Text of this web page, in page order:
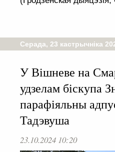
Серада, 23 кастрычніка
У Вішневе на
удзелам біскупа
парафіяльны
Тадэвуша
23.10.2024 10:20